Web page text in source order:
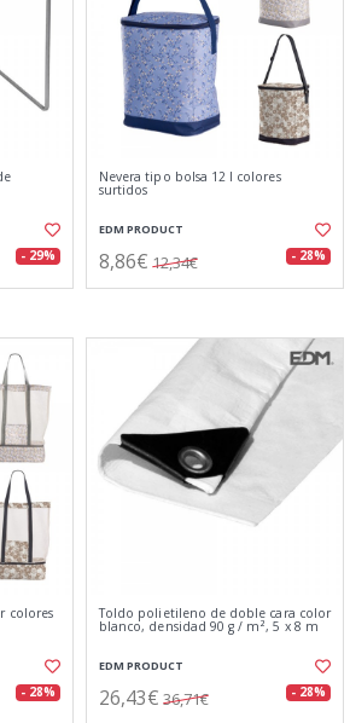
- 29%
Nevera tipo bolsa 12 l colores
surtidos
EDM PRODUCT
8,86€ 12,34€ - 28%
colores
- 28%
Toldo polietileno de doble cara color
blanco, densidad 90 g / m², 5 x 8 m
EDM PRODUCT
26,43€ 36,71€ - 28%